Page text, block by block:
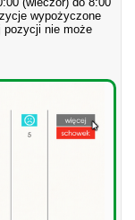
wypożyczone
pozycji nie może